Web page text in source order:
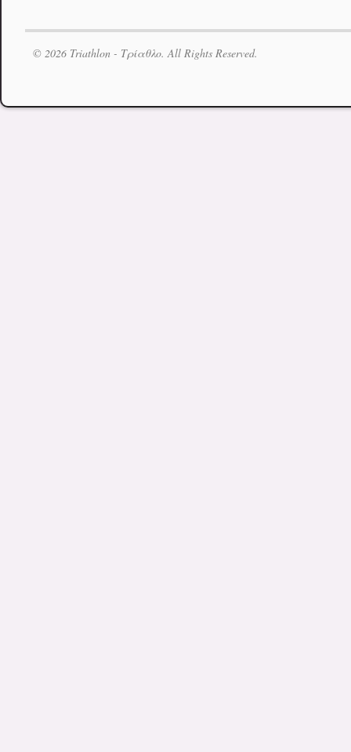
© 2026 Triathlon - Τρίαθλο. All Rights Reserved.